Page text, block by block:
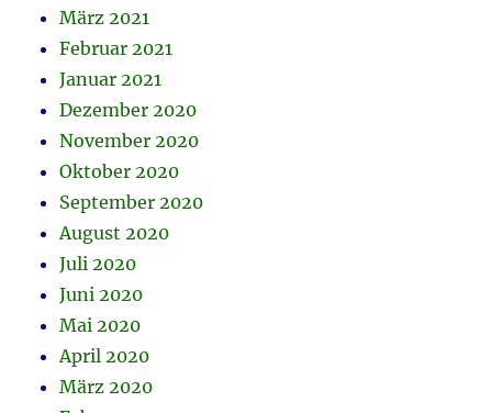
März 2021
Februar 2021
Januar 2021
Dezember 2020
November 2020
Oktober 2020
September 2020
August 2020
Juli 2020
Juni 2020
Mai 2020
April 2020
März 2020